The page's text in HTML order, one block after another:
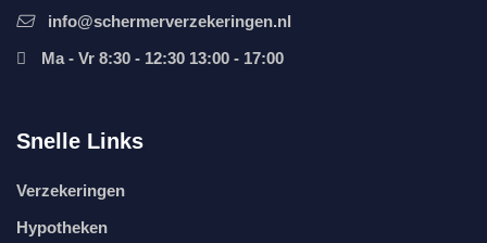
info@schermerverzekeringen.nl
Ma - Vr 8:30 - 12:30 13:00 - 17:00
Snelle Links
Verzekeringen
Hypotheken